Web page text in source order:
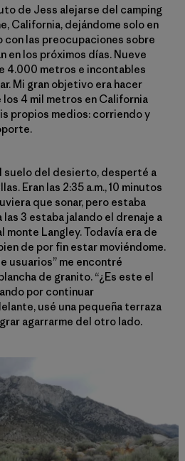
de Jess alejarse del camping
California, dejándome solo en
las preocupaciones sobre
en los próximos días. Nueve
4.000 metros e incontables
Mi gran objetivo era hacer
4 mil metros en California
propios medios: corriendo y
suelo del desierto, desperté a
Eran las 2:35 a.m., 10 minutos
que sonar, pero estaba
las 3 estaba jalando el drenaje a
monte Langley. Todavía era de
de por fin estar moviéndome.
usuarios” me encontré
de granito. “¿Es este el
por continuar
usé una pequeña terraza
agarrarme del otro lado.